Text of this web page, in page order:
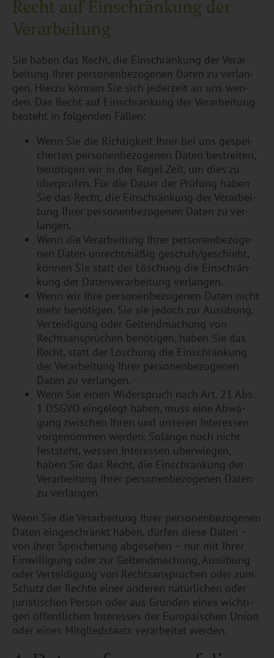
Recht auf Ein­schrän­kung der
Ver­ar­bei­tung
Sie haben das Recht, die Ein­schrän­kung der Ver­ar­
bei­tung Ihrer per­so­nen­be­zo­ge­nen Daten zu ver­lan­
gen. Hier­zu kön­nen Sie sich je­der­zeit an uns wen­
den. Das Recht auf Ein­schrän­kung der Ver­ar­bei­tung
be­steht in fol­gen­den Fäl­len:
Wenn Sie die Rich­tig­keit Ihrer bei uns ge­spei­
cher­ten per­so­nen­be­zo­ge­nen Daten be­strei­ten,
be­nö­ti­gen wir in der Regel Zeit, um dies zu
über­prü­fen. Für die Dauer der Prü­fung haben
Sie das Recht, die Ein­schrän­kung der Ver­ar­bei­
tung Ihrer per­so­nen­be­zo­ge­nen Daten zu ver­
lan­gen.
Wenn die Ver­ar­bei­tung Ihrer per­so­nen­be­zo­ge­
nen Daten un­recht­mä­ßig ge­schah/ge­schieht,
kön­nen Sie statt der Lö­schung die Ein­schrän­
kung der Da­ten­ver­ar­bei­tung ver­lan­gen.
Wenn wir Ihre per­so­nen­be­zo­ge­nen Daten nicht
mehr be­nö­ti­gen, Sie sie je­doch zur Aus­übung,
Ver­tei­di­gung oder Gel­tend­ma­chung von
Rechts­an­sprü­chen be­nö­ti­gen, haben Sie das
Recht, statt der Lö­schung die Ein­schrän­kung
der Ver­ar­bei­tung Ihrer per­so­nen­be­zo­ge­nen
Daten zu ver­lan­gen.
Wenn Sie einen Wi­der­spruch nach Art. 21 Abs.
1 DSGVO ein­ge­legt haben, muss eine Ab­wä­
gung zwi­schen Ihren und un­se­ren In­ter­es­sen
vor­ge­nom­men wer­den. So­lan­ge noch nicht
fest­steht, wes­sen In­ter­es­sen über­wie­gen,
haben Sie das Recht, die Ein­schrän­kung der
Ver­ar­bei­tung Ihrer per­so­nen­be­zo­ge­nen Daten
zu ver­lan­gen.
Wenn Sie die Ver­ar­bei­tung Ihrer per­so­nen­be­zo­ge­nen
Daten ein­ge­schränkt haben, dür­fen diese Daten –
von ihrer Spei­che­rung ab­ge­se­hen – nur mit Ihrer
Ein­wil­li­gung oder zur Gel­tend­ma­chung, Aus­übung
oder Ver­tei­di­gung von Rechts­an­sprü­chen oder zum
Schutz der Rech­te einer an­de­ren na­tür­li­chen oder
ju­ris­ti­schen Per­son oder aus Grün­den eines wich­ti­
gen öf­fent­li­chen In­ter­es­ses der Eu­ro­päi­schen Union
oder eines Mit­glied­staats ver­ar­bei­tet wer­den.